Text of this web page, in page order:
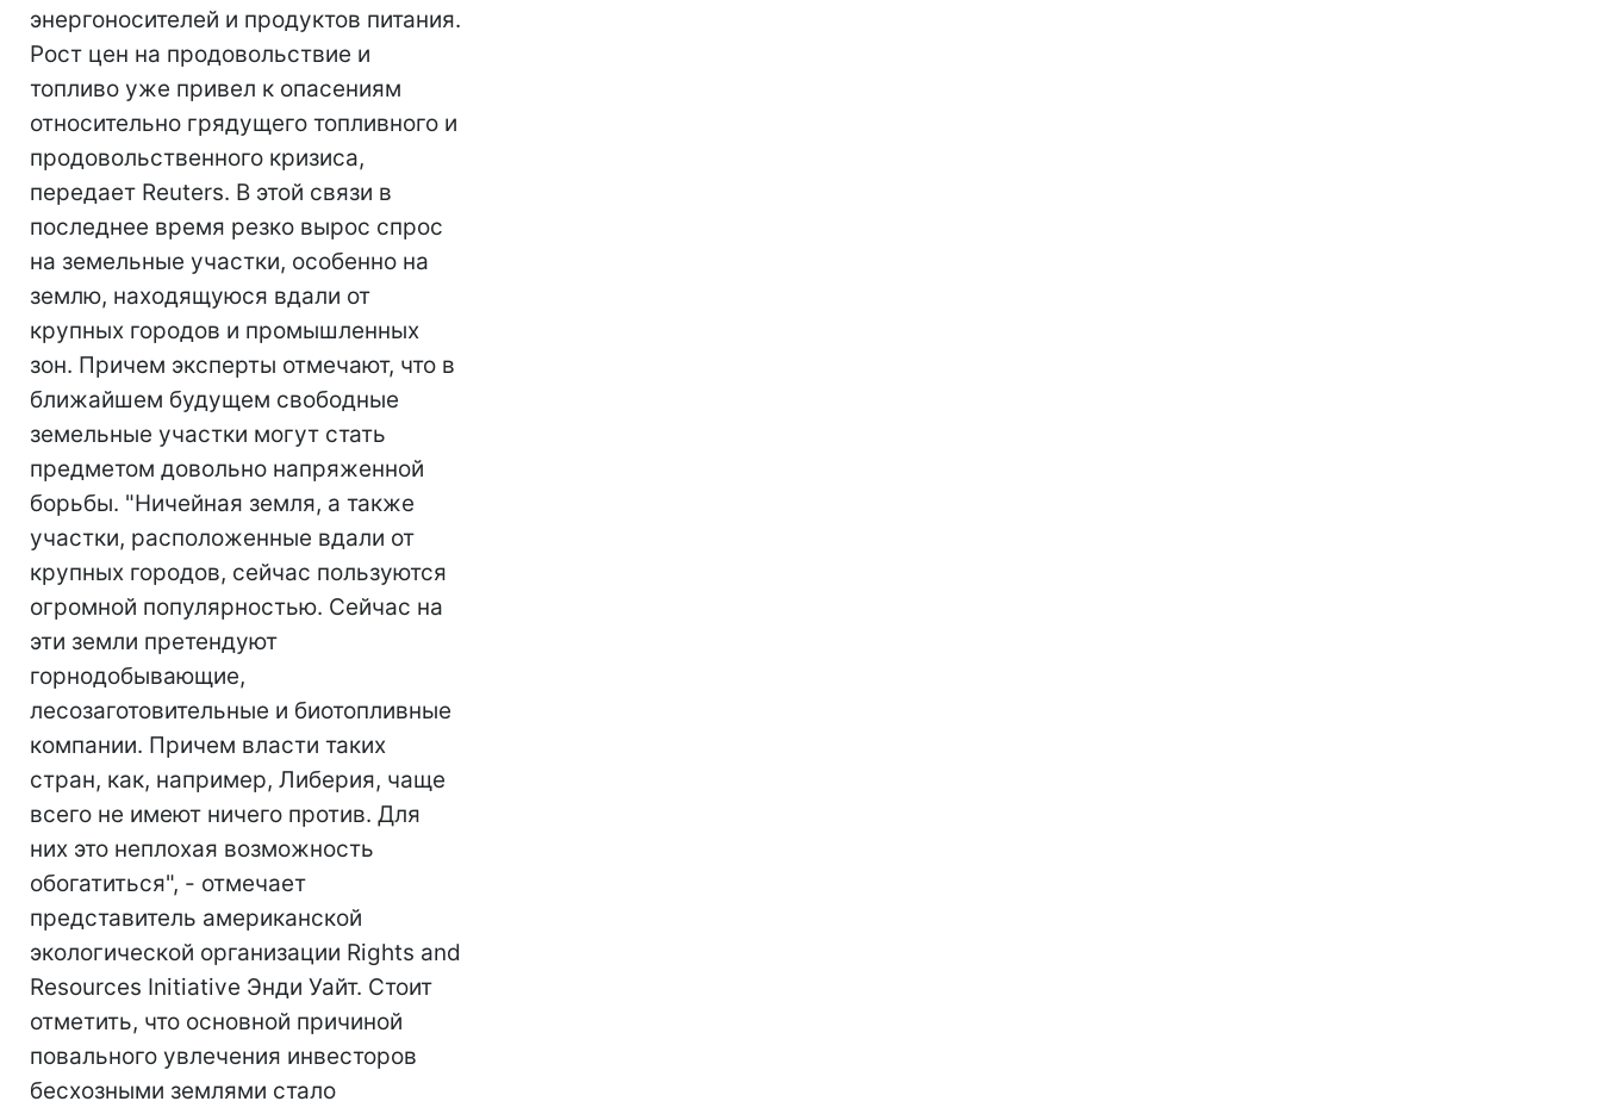
энергоносителей и продуктов питания.
Рост цен на продовольствие и
топливо уже привел к опасениям
относительно грядущего топливного и
продовольственного кризиса,
передает Reuters. В этой связи в
последнее время резко вырос спрос
на земельные участки, особенно на
землю, находящуюся вдали от
крупных городов и промышленных
зон. Причем эксперты отмечают, что в
ближайшем будущем свободные
земельные участки могут стать
предметом довольно напряженной
борьбы. "Ничейная земля, а также
участки, расположенные вдали от
крупных городов, сейчас пользуются
огромной популярностью. Сейчас на
эти земли претендуют
горнодобывающие,
лесозаготовительные и биотопливные
компании. Причем власти таких
стран, как, например, Либерия, чаще
всего не имеют ничего против. Для
них это неплохая возможность
обогатиться", - отмечает
представитель американской
экологической организации Rights and
Resources Initiative Энди Уайт. Стоит
отметить, что основной причиной
повального увлечения инвесторов
бесхозными землями стало